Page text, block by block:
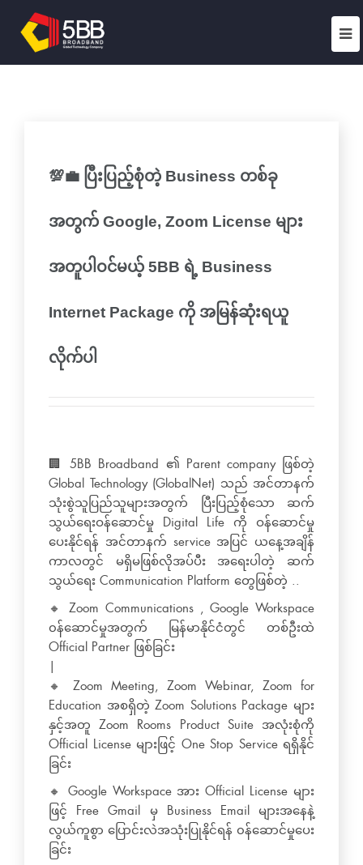
💯💼 ပြီးပြည့်စုံတဲ့ Business တစ်ခု
အတွက် Google, Zoom License များ
အတူပါဝင်မယ့် 5BB ရဲ့ Business
Internet Package ကို အမြန်ဆုံးရယူ
လိုက်ပါ
🏢 5BB Broadband ၏ Parent company ဖြစ်တဲ့
Global Technology (GlobalNet) သည် အင်တာနက်
သုံးစွဲသူပြည်သူများအတွက် ပြီးပြည့်စုံသော ဆက်
သွယ်ရေးဝန်ဆောင်မှု Digital Life ကို ဝန်ဆောင်မှု
ပေးနိုင်ရန် အင်တာနက် service အပြင် ယနေ့အချိန်
ကာလတွင် မရှိမဖြစ်လိုအပ်ပီး အရေးပါတဲ့ ဆက်
သွယ်ရေး Communication Platform တွေဖြစ်တဲ့ ..
🔸 Zoom Communications , Google Workspace
၀န်ဆောင်မှုအတွက် မြန်မာနိုင်ငံတွင် တစ်ဦးထဲ
Official Partner ဖြစ်ခြင်း
🔸 Zoom Meeting, Zoom Webinar, Zoom for
Education အစရှိတဲ့ Zoom Solutions Package များ
နှင့်အတူ Zoom Rooms Product Suite အလုံးစုံကို
Official License များဖြင့် One Stop Service ရရှိနိုင်
ခြင်း
🔸 Google Workspace အား Official License များ
ဖြင့် Free Gmail မှ Business Email များအနေနဲ့
လွယ်ကူစွာ ပြောင်းလဲအသုံးပြုနိုင်ရန် ၀န်ဆောင်မှုပေး
ခြင်း